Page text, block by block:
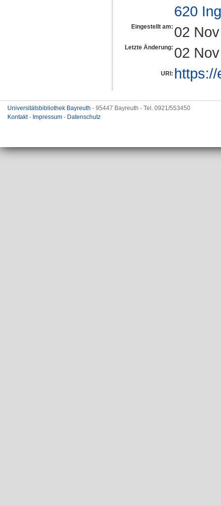
620
Eingestellt am: 02
Letzte Änderung: 02
URI:
Universitätsbibliothek Bayreuth - 95447 Bayreuth - Tel. 0921/553450
Kontakt- Impressum - Datenschutz